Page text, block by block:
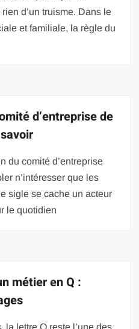
d’un truisme. Dans le
et familiale, la règle du
d’entreprise de
du comité d’entreprise
n’intéresser que les
sigle se cache un acteur
le quotidien
métier en Q :
la lettre Q reste l’une des